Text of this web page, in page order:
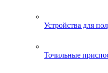
Устройства для
Точильные